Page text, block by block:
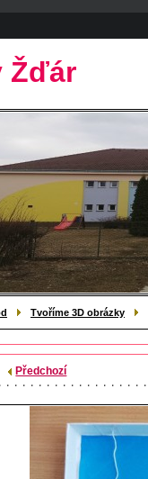
Žďár
Tvoříme 3D obrázky
Předchozí